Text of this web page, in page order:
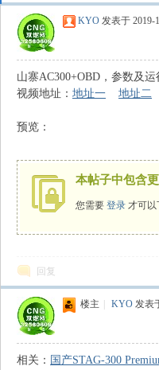
KYO 发表于 2019-
山寨AC300+OBD，参数及运
视频地址： 地址一 地址二
预览：
本帖子中包含
您需要 登录 才可以
回复
楼主 KYO 发表
相关： 国产STAG-300